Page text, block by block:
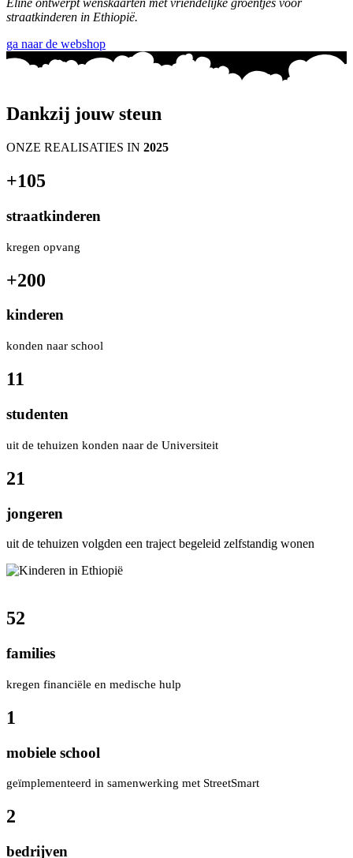
Eline ontwerpt wenskaarten met vriendelijke groentjes voor
straatkinderen in Ethiopië.
ga naar de webshop
Dankzij jouw steun
ONZE REALISATIES IN 2025
+105
straatkinderen
kregen opvang
+200
kinderen
konden naar school
11
studenten
uit de tehuizen konden naar de Universiteit
21
jongeren
uit de tehuizen volgden een traject begeleid zelfstandig wonen
52
families
kregen financiële en medische hulp
1
mobiele school
geïmplementeerd in samenwerking met StreetSmart
2
bedrijven